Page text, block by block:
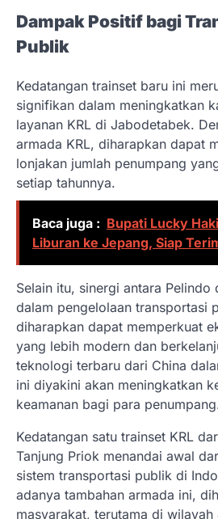
Dampak Positif bagi
Publik
Kedatangan trainset baru ini
signifikan dalam meningkatkan
layanan KRL di Jabodetabek.
armada KRL, diharapkan dapat
lonjakan jumlah penumpang
setiap tahunnya.
Baca juga : Bupati Lucky
Liburan ke Jepang, Siap
Selain itu, sinergi antara Pelindo
dalam pengelolaan transportasi
diharapkan dapat memperkuat
yang lebih modern dan
teknologi terbaru dari China
ini diyakini akan meningkatkan
keamanan bagi para
Kedatangan satu trainset KRL
Tanjung Priok menandai awal
sistem transportasi publik di
adanya tambahan armada ini,
masyarakat, terutama di wilayah